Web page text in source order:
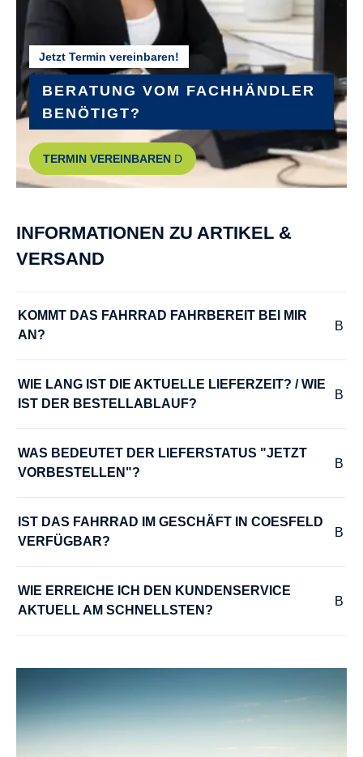
SR Suntour Mobie 34, tapered
GEPÄCKTRÄGER :
Riese & Müller, MIK
GEWICHT :
ca. 29 kg, ca. 29,2 kg, ca. 29,3 kg , ca. 29,4 kg
Ergon ergonomic
slate grey
Enviolo Heavy Duty, Disc, 36 H
KURBELGARNITUR :
Riese & Müller, 170 mm
LADEGERÄT :
Bosch 2A Charger
LENKER :
MODELLJAHR :
Jetzt Termin vereinbaren!
BERATUNG VOM FACHHÄNDLER
BENÖTIGT?
TERMIN VEREINBAREN
INFORMATIONEN ZU ARTIKEL &
VERSAND
KOMMT DAS FAHRRAD FAHRBEREIT BEI MIR
AN?
WIE LANG IST DIE AKTUELLE LIEFERZEIT? / WIE
IST DER BESTELLABLAUF?
WAS BEDEUTET DER LIEFERSTATUS "JETZT
VORBESTELLEN"?
IST DAS FAHRRAD IM GESCHÄFT IN COESFELD
VERFÜGBAR?
WIE ERREICHE ICH DEN KUNDENSERVICE
AKTUELL AM SCHNELLSTEN?